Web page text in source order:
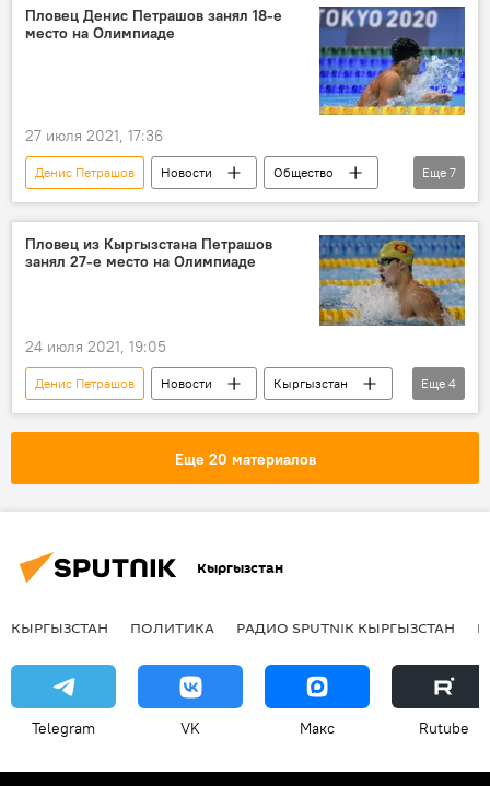
Кыргызстан
спорт
плавание
ДТП
Пловец Денис Петрашов занял 18-е
место на Олимпиаде
27 июля 2021, 17:36
Денис Петрашов Новости
Общество
Кыргызстан
Азия
В мире
спорт
плавание
Олимпиада
Олимпийские игры в Токио
Еще 7
Пловец из Кыргызстана Петрашов
занял 27-е место на Олимпиаде
24 июля 2021, 19:05
Денис Петрашов Новости
Кыргызстан
спорт
плавание
полуфинал
Еще 4
Еще 20 материалов
Кыргызстан
КЫРГЫЗСТАН ПОЛИТИКА РАДИО SPUTNIK КЫРГЫЗСТАН
Telegram VK Макс Rutube